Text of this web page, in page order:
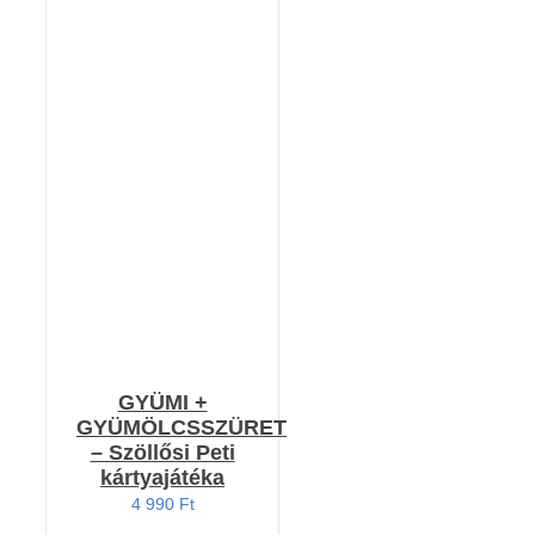
GYÜMI +
GYÜMÖLCSSZÜRET
– Szöllősi Peti
kártyajátéka
4 990 Ft